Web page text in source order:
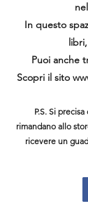
In questo
Puoi anche
Scopri il sito
P.S. Si
rimandano allo
ricevere un